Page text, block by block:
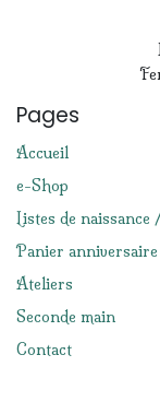
Pages
Accueil
e-Shop
Listes de naissance
Panier anniversaire
Ateliers
Seconde main
Contact